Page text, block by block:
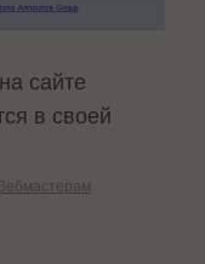
сайте
в своей
Вебмастерам